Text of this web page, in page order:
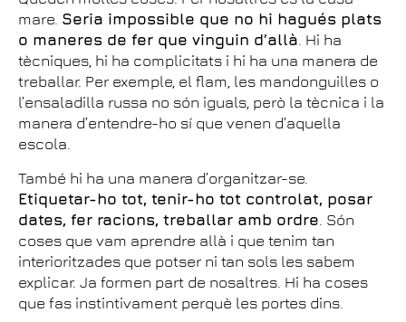
mare. Seria impossible que no hi hagués plats
o maneres de fer que vinguin d’allà. Hi ha
tècniques, hi ha complicitats i hi ha una manera de
treballar. Per exemple, el flam, les mandonguilles o
l’ensaladilla russa no són iguals, però la tècnica i la
manera d’entendre-ho sí que venen d’aquella
escola.
També hi ha una manera d’organitzar-se.
Etiquetar-ho tot, tenir-ho tot controlat, posar
dates, fer racions, treballar amb ordre. Són
coses que vam aprendre allà i que tenim tan
interioritzades que potser ni tan sols les sabem
explicar. Ja formen part de nosaltres. Hi ha coses
que fas instintivament perquè les portes dins.